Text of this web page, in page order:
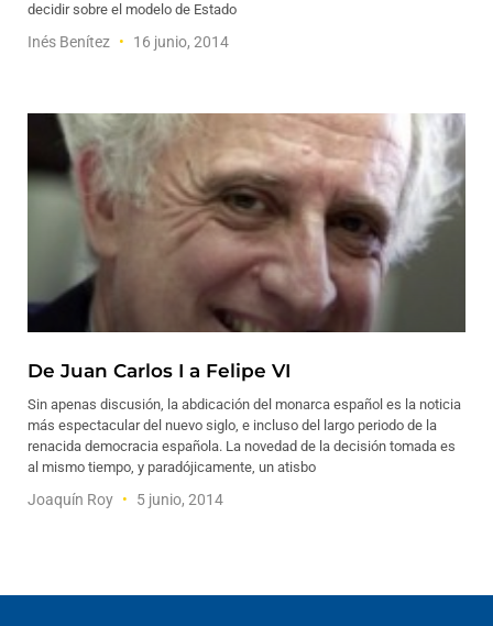
decidir sobre el modelo de Estado
Inés Benítez 16 junio, 2014
De Juan Carlos I a Felipe VI
Sin apenas discusión, la abdicación del monarca español es la noticia
más espectacular del nuevo siglo, e incluso del largo periodo de la
renacida democracia española. La novedad de la decisión tomada es
al mismo tiempo, y paradójicamente, un atisbo
Joaquín Roy 5 junio, 2014